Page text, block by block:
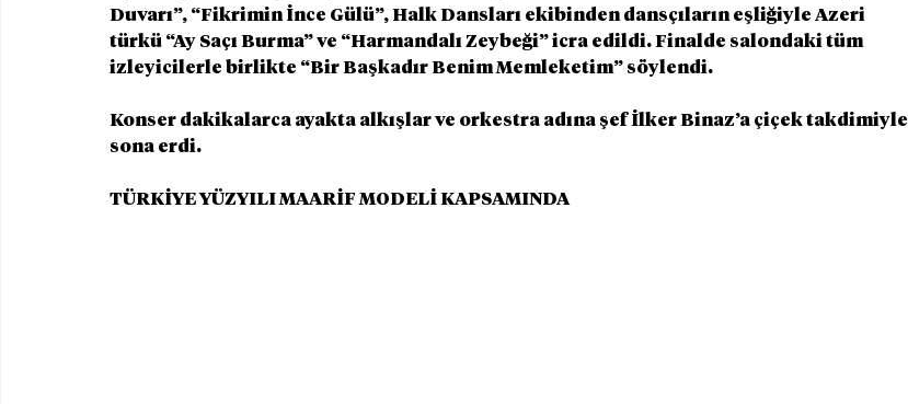
Duvarı”, “Fikrimin İnce Gülü”, Halk Dansları ekibinden dansçıların eşliğiyle Azeri
türkü “Ay Saçı Burma” ve “Harmandalı Zeybeği” icra edildi. Finalde salondaki tüm
izleyicilerle birlikte “Bir Başkadır Benim Memleketim” söylendi.
Konser dakikalarca ayakta alkışlar ve orkestra adına şef İlker Binaz’a çiçek takdimiyle
sona erdi.
TÜRKİYE YÜZYILI MAARİF MODELİ KAPSAMINDA